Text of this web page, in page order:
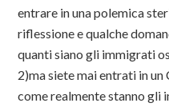
entrare in una polemica
riflessione e qualche
quanti siano gli immigrati
2)ma siete mai entrati in un
come realmente stanno gli